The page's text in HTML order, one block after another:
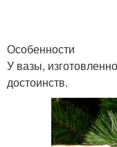
Особенности
У вазы,
достоинств.